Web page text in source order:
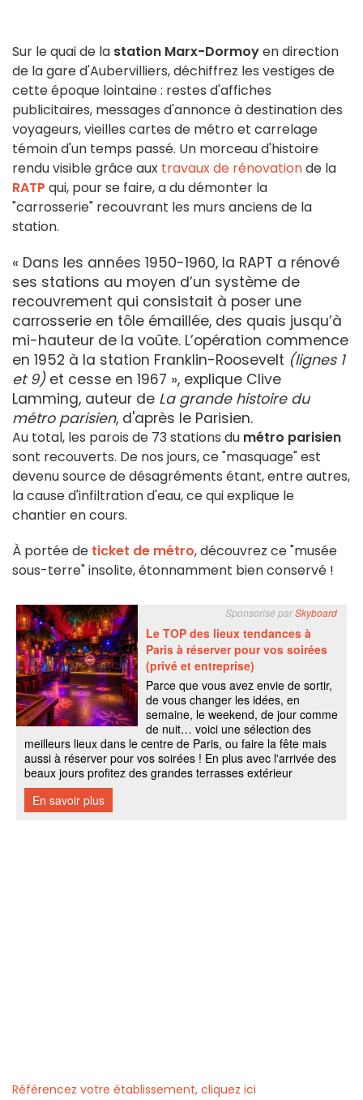
Sur le quai de la station Marx-Dormoyen direction
de la gare d'Aubervilliers, déchiffrez les vestiges de
cette époque lointaine : restes d'affiches
publicitaires, messages d'annonce à destination des
voyageurs, vieilles cartes de métro et carrelage
témoin d'un temps passé. Un morceau d'histoire
rendu visible grâce aux travaux de rénovationde la
RATP qui, pour se faire, a du démonter la
"carrosserie" recouvrant les murs anciens de la
station.
« Dans les années 1950-1960, la RAPT a rénové
ses stations au moyen d’un système de
recouvrement qui consistait à poser une
carrosserie en tôle émaillée, des quais jusqu’à
mi-hauteur de la voûte. L’opération commence
en 1952 à la station Franklin-Roosevelt (lignes 1
et 9)et cesse en 1967 », explique Clive
Lamming, auteur de La grande histoire du
métro parisien, d'après le Parisien.
Au total, les parois de 73 stations du métro parisien
sont recouverts. De nos jours, ce "masquage" est
devenu source de désagréments étant, entre autres,
la cause d'infiltration d'eau, ce qui explique le
chantier en cours.
À portée de ticket de métro, découvrez ce "musée
sous-terre" insolite, étonnamment bien conservé !
Référencez votre établissement, cliquez ici